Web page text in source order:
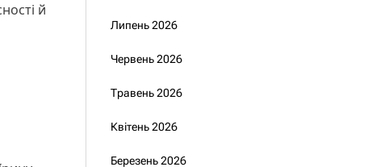
й
Липень 2026
Червень 2026
Травень 2026
Квітень 2026
Березень 2026